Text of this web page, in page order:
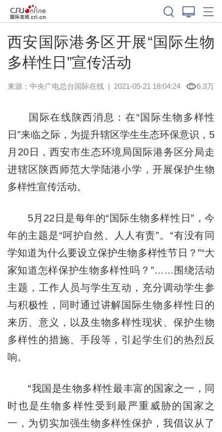
西安国际港务区开展“国际生物
多样性日”宣传活动
来源：中央广电总台国际在线| 2021-05-21 18:04:24 6.3万
国际在线陕西消息：在“国际生物多样性
日”来临之际，为提升辖区学生生态环保意识，5
月20日，西安市生态环境局国际港务区分局走
进辖区陕西师范大学陆港小学，开展保护生物
多样性宣传活动。
5月22日是每年的“国际生物多样性日”，今
年的主题是“呵护自然、人人有责”。“有没有同
学知道为什么要设立保护生物多样性节日？”“大
家知道怎样保护生物多样性吗？”……围绕活动
主题，工作人员与学生互动，充分调动学生参
与积极性，同时通过讲解国际生物多样性日的
来历、意义，以及生物多样性现状、保护生物
多样性的措施、手段等，引起学生们的热烈反
响。
“我国是生物多样性最丰富的国家之一，同
时也是生物多样性受到最严重威胁的国家之
一，为切实加强生物多样性保护，我倡议从了